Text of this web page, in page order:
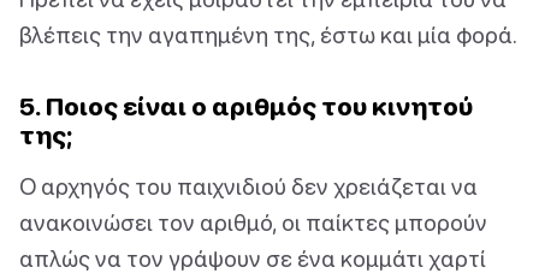
βλέπεις την αγαπημένη της, έστω και μία φορά.
5. Ποιος είναι ο αριθμός του κινητού
της;
Ο αρχηγός του παιχνιδιού δεν χρειάζεται να
ανακοινώσει τον αριθμό, οι παίκτες μπορούν
απλώς να τον γράψουν σε ένα κομμάτι χαρτί